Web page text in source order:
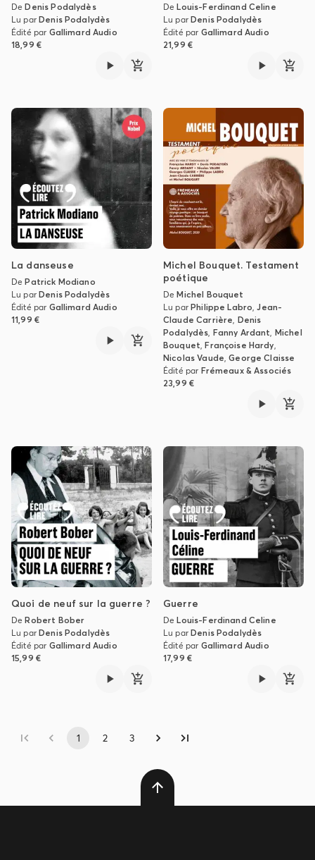
DeDenis Podalydès
Lu parDenis Podalydès
Édité par Gallimard Audio
18,99 €
DeLouis-Ferdinand Celine
Lu parDenis Podalydès
Édité par Gallimard Audio
21,99 €
La danseuse
DePatrick Modiano
Lu parDenis Podalydès
Édité par Gallimard Audio
11,99 €
Michel Bouquet. Testament
poétique
DeMichel Bouquet
Lu parPhilippe Labro ,Jean-
Claude Carrière Denis
Podalydès Fanny Ardant Michel
Bouquet ,Françoise Hardy
Nicolas Vaude ,George Claisse
Édité par Frémeaux & Associés
23,99 €
Quoi de neuf sur la guerre ?
DeRobert Bober
Lu parDenis Podalydès
Édité par Gallimard Audio
15,99 €
Guerre
DeLouis-Ferdinand Celine
Lu parDenis Podalydès
Édité par Gallimard Audio
17,99 €
1 2 3